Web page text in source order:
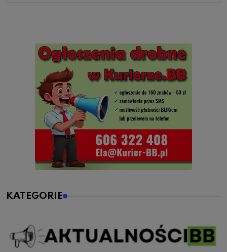
KATEGORIE